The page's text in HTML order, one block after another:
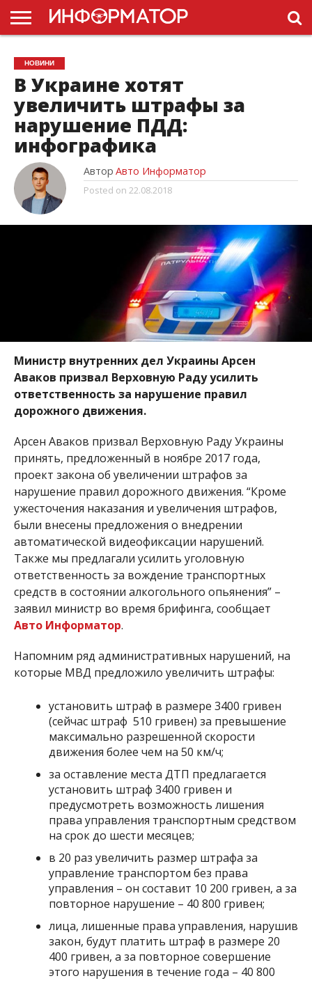
ГОЛОВНА
НОВИНИ
ПДР
УКРАЇНИ
РЕКЛАМА
ПРОЕКТЫ
НОВИНИ
В Украине хотят
увеличить штрафы за
нарушение ПДД:
инфографика
Автор Авто Информатор
Posted on 22.08.2018
Министр внутренних дел Украины Арсен
Аваков призвал Верховную Раду усилить
ответственность за нарушение правил
дорожного движения.
Арсен Аваков призвал Верховную Раду Украины
принять, предложенный в ноябре 2017 года,
проект закона об увеличении штрафов за
нарушение правил дорожного движения. “Кроме
ужесточения наказания и увеличения штрафов,
были внесены предложения о внедрении
автоматической видеофиксации нарушений.
Также мы предлагали усилить уголовную
ответственность за вождение транспортных
средств в состоянии алкогольного опьянения” –
заявил министр во время брифинга, сообщает
Авто Информатор.
Напомним ряд административных нарушений, на
которые МВД предложило увеличить штрафы:
установить штраф в размере 3400 гривен
(сейчас штраф 510 гривен) за превышение
максимально разрешенной скорости
движения более чем на 50 км/ч;
за оставление места ДТП предлагается
установить штраф 3400 гривен и
предусмотреть возможность лишения
права управления транспортным средством
на срок до шести месяцев;
в 20 раз увеличить размер штрафа за
управление транспортом без права
управления – он составит 10 200 гривен, а за
повторное нарушение – 40 800 гривен;
лица, лишенные права управления, нарушив
закон, будут платить штраф в размере 20
400 гривен, а за повторное совершение
этого нарушения в течение года – 40 800